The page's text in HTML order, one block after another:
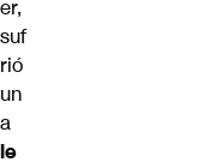
er,
suf
rió
un
a
le